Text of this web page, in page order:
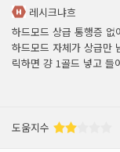
레시크냐흐
하드모드 상급 통행증 없
하드모드 자체가 상급만
릭하면 걍 1골드 넣고 들
도움지수